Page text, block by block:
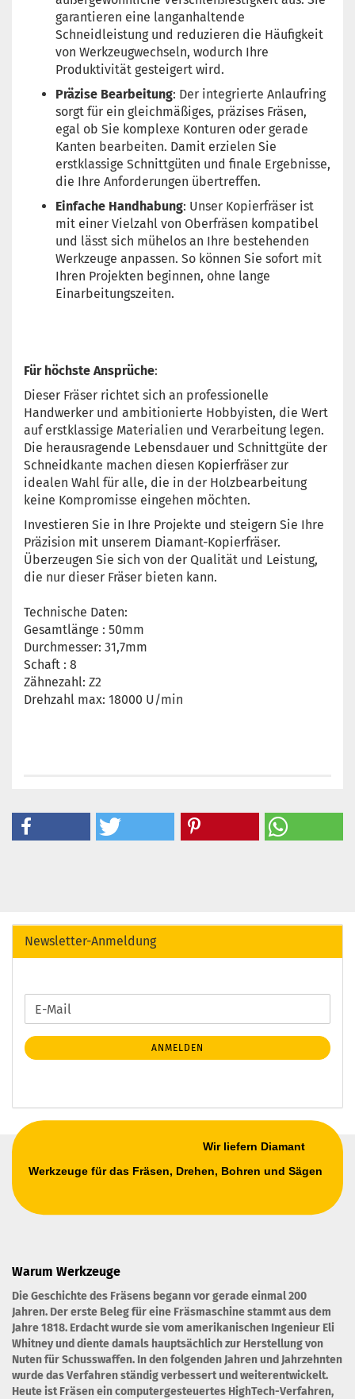
garantieren eine langanhaltende
Schneidleistung und reduzieren die Häufigkeit
von Werkzeugwechseln, wodurch Ihre
Produktivität gesteigert wird.
Präzise Bearbeitung: Der integrierte Anlaufring
sorgt für ein gleichmäßiges, präzises Fräsen,
egal ob Sie komplexe Konturen oder gerade
Kanten bearbeiten. Damit erzielen Sie
erstklassige Schnittgüten und finale Ergebnisse,
die Ihre Anforderungen übertreffen.
Einfache Handhabung: Unser Kopierfräser ist
mit einer Vielzahl von Oberfräsen kompatibel
und lässt sich mühelos an Ihre bestehenden
Werkzeuge anpassen. So können Sie sofort mit
Ihren Projekten beginnen, ohne lange
Einarbeitungszeiten.
Für höchste Ansprüche:
Dieser Fräser richtet sich an professionelle
Handwerker und ambitionierte Hobbyisten, die Wert
auf erstklassige Materialien und Verarbeitung legen.
Die herausragende Lebensdauer und Schnittgüte der
Schneidkante machen diesen Kopierfräser zur
idealen Wahl für alle, die in der Holzbearbeitung
keine Kompromisse eingehen möchten.
Investieren Sie in Ihre Projekte und steigern Sie Ihre
Präzision mit unserem Diamant-Kopierfräser.
Überzeugen Sie sich von der Qualität und Leistung,
die nur dieser Fräser bieten kann.
Technische Daten:
Gesamtlänge : 50mm
Durchmesser: 31,7mm
Schaft : 8
Zähnezahl: Z2
Drehzahl max: 18000 U/min
Newsletter-Anmeldung
WEITER
ZUR
NEWSLETTER-
ANMELDUNG
E-
Mail
ANMELDEN
Wir liefern Diamant
Werkzeuge für das Fräsen, Drehen, Bohren und Sägen
Warum Werkzeuge
Die Geschichte des Fräsens begann vor gerade einmal 200
Jahren. Der erste Beleg für eine Fräsmaschine stammt aus dem
Jahre 1818. Erdacht wurde sie vom amerikanischen Ingenieur Eli
Whitney und diente damals hauptsächlich zur Herstellung von
Nuten für Schusswaffen. In den folgenden Jahren und Jahrzehnten
wurde das Verfahren ständig verbessert und weiterentwickelt.
Heute ist Fräsen ein computergesteuertes HighTech-Verfahren,